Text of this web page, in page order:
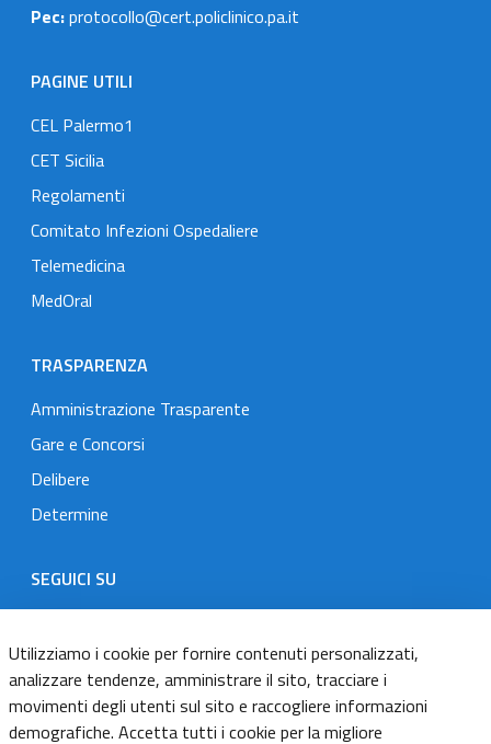
Pec:protocollo@cert.policlinico.pa.it
PAGINE UTILI
CEL Palermo1
CET Sicilia
Regolamenti
Comitato Infezioni Ospedaliere
Telemedicina
MedOral
TRASPARENZA
Amministrazione Trasparente
Gare e Concorsi
Delibere
Determine
SEGUICI SU
Designers Italia
TwitterInstagramYoutubeLinkedin
Dichiarazione di accessibilità
Utilizziamo i cookie per fornire contenuti personalizzati,
analizzare tendenze, amministrare il sito, tracciare i
movimenti degli utenti sul sito e raccogliere informazioni
demografiche. Accetta tutti i cookie per la migliore